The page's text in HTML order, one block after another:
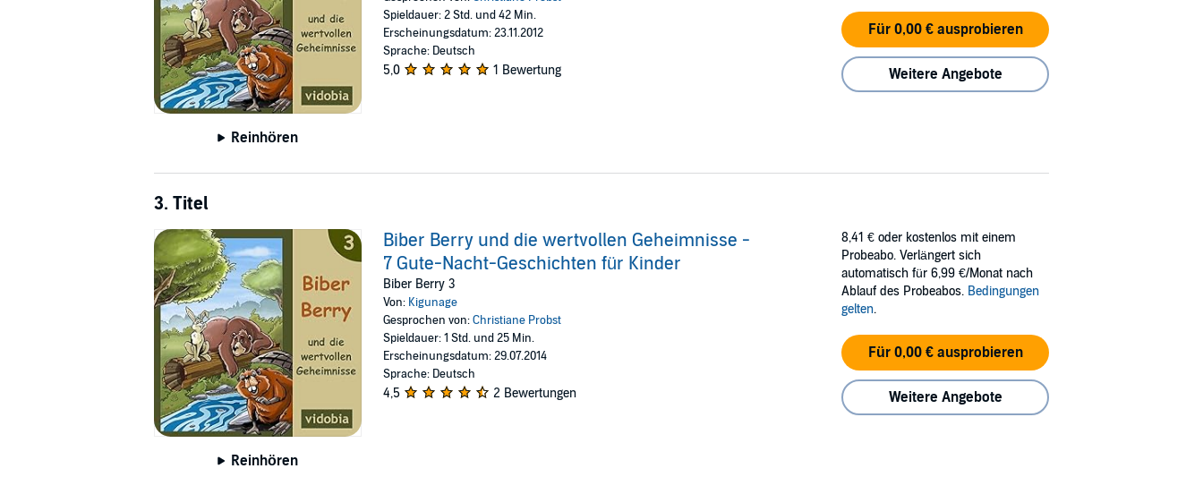
Reinhören
Spieldauer: 2 Std. und 42 Min.
Erscheinungsdatum: 23.11.2012
Sprache: Deutsch
5,0 1 Bewertung
Für 0,00 € ausprobieren
Weitere Angebote
3. Titel
Reinhören
Biber Berry und die wertvollen Geheimnisse -
7 Gute-Nacht-Geschichten für Kinder
Biber Berry 3
Von: Kigunage
Gesprochen von:Christiane Probst
Spieldauer: 1 Std. und 25 Min.
Erscheinungsdatum: 29.07.2014
Sprache: Deutsch
4,5 2 Bewertungen
8,41 € oder kostenlos mit einem
Probeabo. Verlängert sich
automatisch für 6,99 €/Monat nach
Ablauf des Probeabos. Bedingungen
gelten.
Für 0,00 € ausprobieren
Weitere Angebote